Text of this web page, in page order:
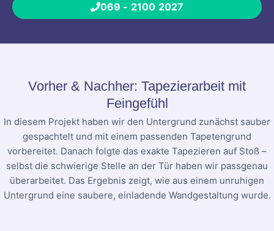
069 - 2100 2027
Vorher & Nachher: Tapezierarbeit mit
Feingefühl
In diesem Projekt haben wir den Untergrund zunächst sauber
gespachtelt und mit einem passenden Tapetengrund
vorbereitet. Danach folgte das exakte Tapezieren auf Stoß –
selbst die schwierige Stelle an der Tür haben wir passgenau
überarbeitet. Das Ergebnis zeigt, wie aus einem unruhigen
Untergrund eine saubere, einladende Wandgestaltung wurde.